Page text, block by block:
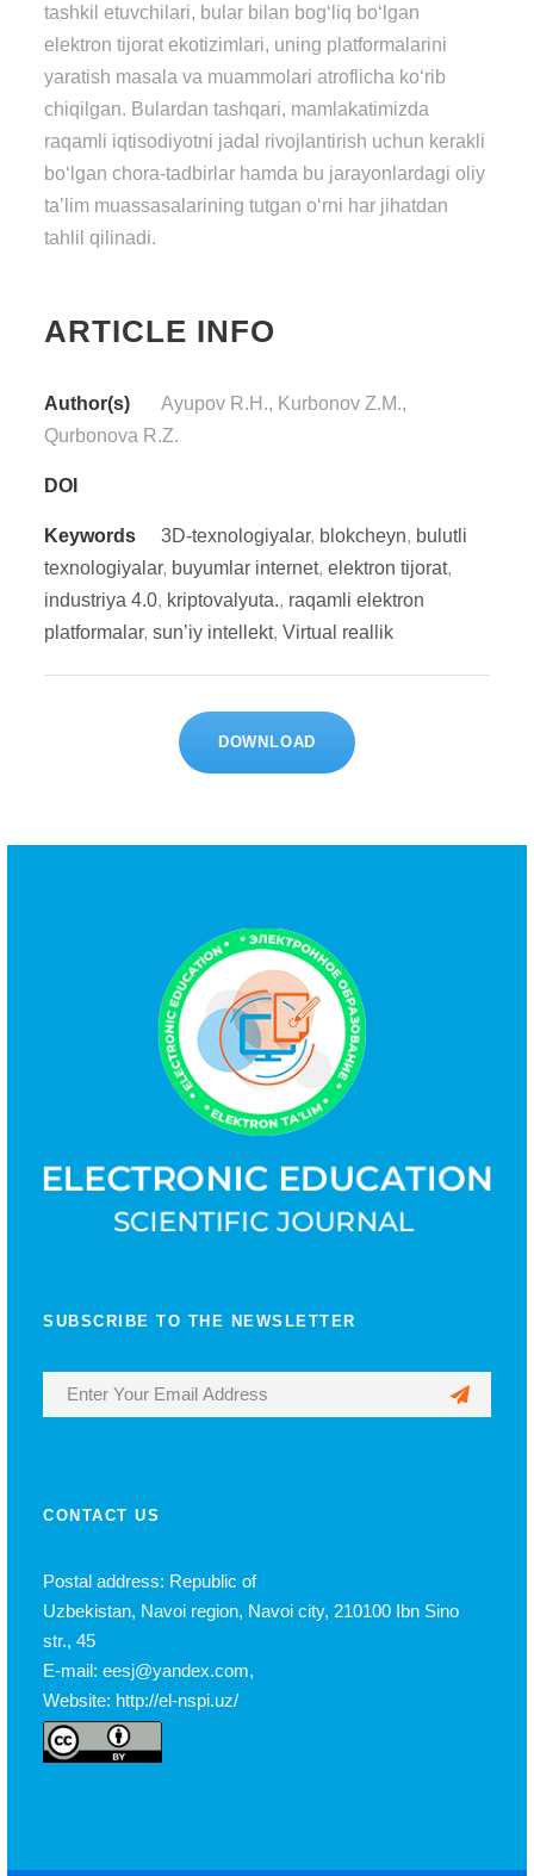
tashkil etuvchilari, bular bilan bog‘liq bo‘lgan
elektron tijorat ekotizimlari, uning platformalarini
yaratish masala va muammolari atroflicha ko‘rib
chiqilgan. Bulardan tashqari, mamlakatimizda
raqamli iqtisodiyotni jadal rivojlantirish uchun kerakli
bo‘lgan chora-tadbirlar hamda bu jarayonlardagi oliy
ta’lim muassasalarining tutgan o‘rni har jihatdan
tahlil qilinadi.
ARTICLE INFO
Author(s)
Ayupov R.H., Kurbonov Z.M.,
Qurbonova R.Z.
DOI
Keywords 3D-texnologiyalar, blokcheyn, bulutli
texnologiyalar, buyumlar internet, elektron tijorat,
industriya 4.0, kriptovalyuta., raqamli elektron
platformalar, sun’iy intellekt, Virtual reallik
DOWNLOAD
SUBSCRIBE TO THE NEWSLETTER
CONTACT US
Postal address: Republic of
Uzbekistan, Navoi region, Navoi city, 210100 Ibn Sino
str., 45
E-mail: eesj@yandex.com,
Website: http://el-nspi.uz/